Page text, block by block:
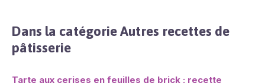
Dans la catégorie Autres recettes de
pâtisserie
Tarte aux cerises en feuilles de brick : recette